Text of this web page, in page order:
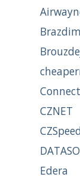
CZNET
Edera